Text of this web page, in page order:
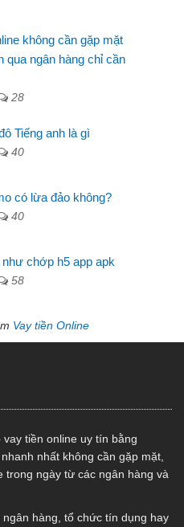
không cần gặp mặt
qua ngân hàng chỉ cần
28
Tiếng anh là gì
40
có lừa đảo không?
40
như chớp h5 app apk
58
Vay tiền Online
tiền online uy tín bằng
nhất không cần gặp mặt,
trong ngày từ các ngân hàng và
hàng, tổ chức tín dụng hay